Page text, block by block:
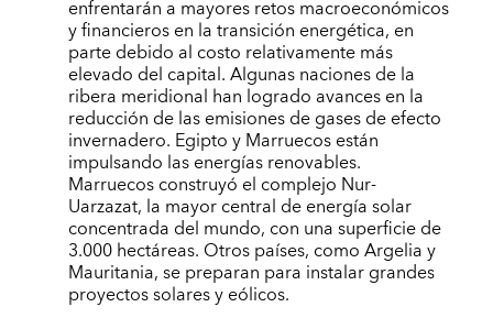
enfrentarán a mayores retos macroeconómicos
y financieros en la transición energética, en
parte debido al costo relativamente más
elevado del capital. Algunas naciones de la
ribera meridional han logrado avances en la
reducción de las emisiones de gases de efecto
invernadero. Egipto y Marruecos están
impulsando las energías renovables.
Marruecos construyó el complejo Nur-
Uarzazat, la mayor central de energía solar
concentrada del mundo, con una superficie de
3.000 hectáreas. Otros países, como Argelia y
Mauritania, se preparan para instalar grandes
proyectos solares y eólicos.